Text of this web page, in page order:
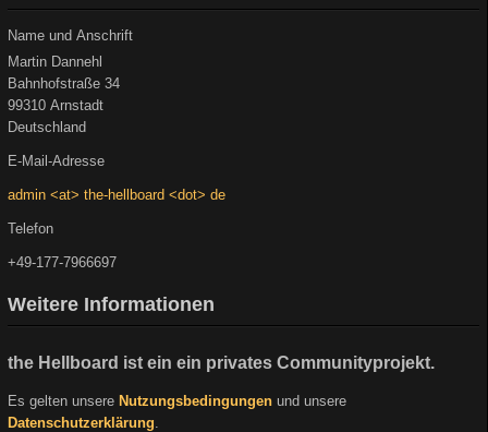
Name und Anschrift
Martin Dannehl
Bahnhofstraße 34
99310 Arnstadt
Deutschland
E-Mail-Adresse
admin <at> the-hellboard <dot> de
Telefon
+49-177-7966697
Weitere Informationen
the Hellboard ist ein ein privates Communityprojekt.
Es gelten unsere Nutzungsbedingungen und unsere
Datenschutzerklärung